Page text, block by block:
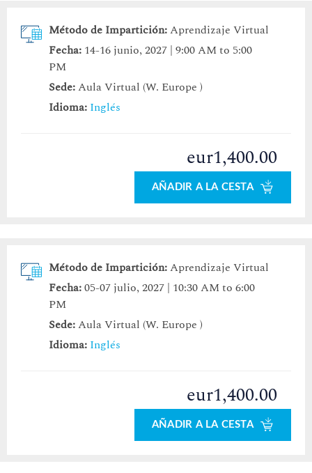
Método de Impartición:Aprendizaje Virtual
Fecha: 14-16 junio, 2027 | 9:00 AM to 5:00
PM
Sede:Aula Virtual (W. Europe )
Idioma: Inglés
eur1,400.00
AÑADIR A LA CESTA
Método de Impartición:Aprendizaje Virtual
Fecha:05-07 julio, 2027 | 10:30 AM to 6:00
PM
Sede:Aula Virtual (W. Europe )
Idioma: Inglés
eur1,400.00
AÑADIR A LA CESTA